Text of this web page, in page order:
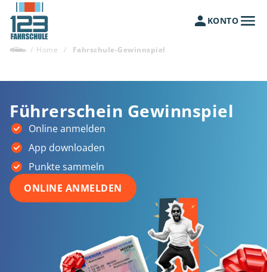
KONTO
/ Home / Fahrschule-Gewinnspiel
Führerschein Gewinnspiel
Online anmelden
App downloaden
Punkte sammeln
ONLINE ANMELDEN